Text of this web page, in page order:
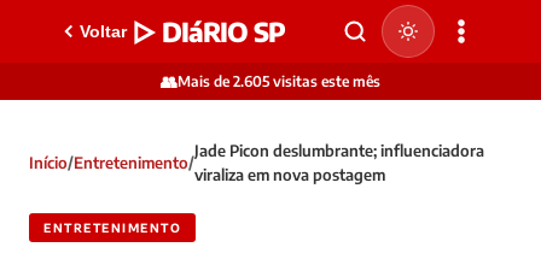
Voltar ▷ DIáRIO SP
👥Mais de 2.605 visitas este mês
Início/Entretenimento/
Jade Picon deslumbrante; influenciadora
viraliza em nova postagem
ENTRETENIMENTO